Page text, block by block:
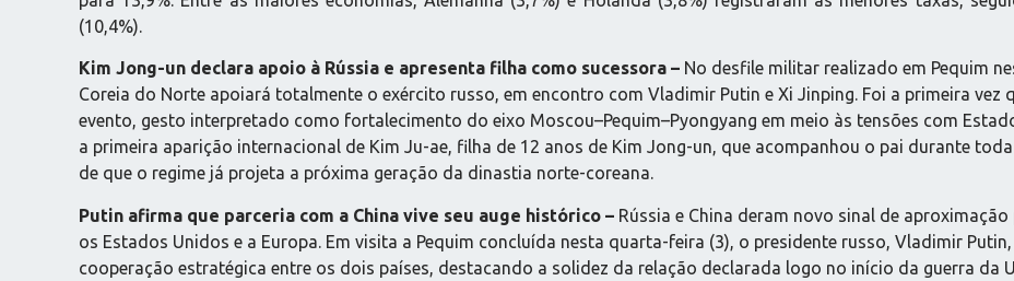
(10,4%).
Kim Jong-un declara apoio à Rússia e apresenta filha como sucessora – No desfile militar realizado em Pequim
Coreia do Norte apoiará totalmente o exército russo, em encontro com Vladimir Putin e Xi Jinping. Foi a primeira
evento, gesto interpretado como fortalecimento do eixo Moscou–Pequim–Pyongyang em meio às tensões com
a primeira aparição internacional de Kim Ju-ae, filha de 12 anos de Kim Jong-un, que acompanhou o pai durante
de que o regime já projeta a próxima geração da dinastia norte-coreana.
Putin afirma que parceria com a China vive seu auge histórico – Rússia e China deram novo sinal de
os Estados Unidos e a Europa. Em visita a Pequim concluída nesta quarta-feira (3), o presidente russo, Vladimir
cooperação estratégica entre os dois países, destacando a solidez da relação declarada logo no início da guerra da